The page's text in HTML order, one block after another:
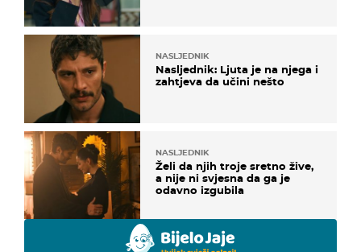
NASLJEDNIK
Nasljednik: Ljuta je na njega i
zahtjeva da učini nešto
NASLJEDNIK
Želi da njih troje sretno žive,
a nije ni svjesna da ga je
odavno izgubila